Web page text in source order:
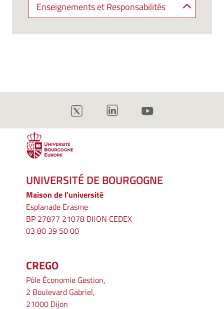
Enseignements et Responsabilités
UNIVERSITÉ DE BOURGOGNE
Maison de l'université
Esplanade Erasme
BP 27877 21078 DIJON CEDEX
03 80 39 50 00
CREGO
Pôle Économie Gestion,
2 Boulevard Gabriel,
21000 Dijon